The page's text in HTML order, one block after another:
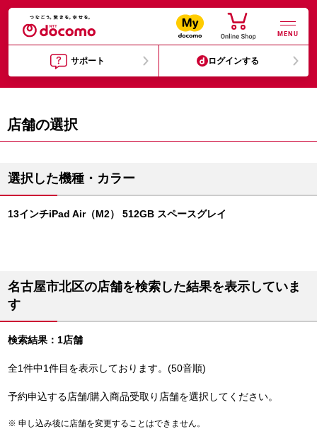
MENU
サポート ログインする
店舗の選択
選択した機種・カラー
13インチiPad Air（M2） 512GB スペースグレイ
名古屋市北区の店舗を検索した結果を表示していま
す
検索結果：1店舗
全1件中1件目を表示しております。(50音順)
予約申込する店舗/購入商品受取り店舗を選択してください。
申し込み後に店舗を変更することはできません。